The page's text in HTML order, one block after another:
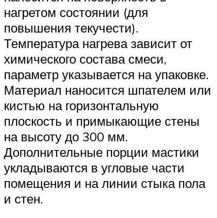
нагретом состоянии (для
повышения текучести).
Температура нагрева зависит от
химического состава смеси,
параметр указывается на упаковке.
Материал наносится шпателем или
кистью на горизонтальную
плоскость и примыкающие стены
на высоту до 300 мм.
Дополнительные порции мастики
укладываются в угловые части
помещения и на линии стыка пола
и стен.